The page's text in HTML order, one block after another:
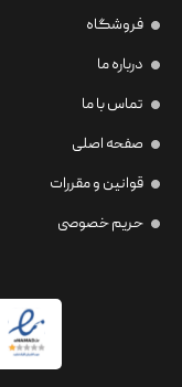
فروشگاه
درباره ما
تماس با ما
صفحه اصلی
قوانین و مقررات
حریم خصوصی